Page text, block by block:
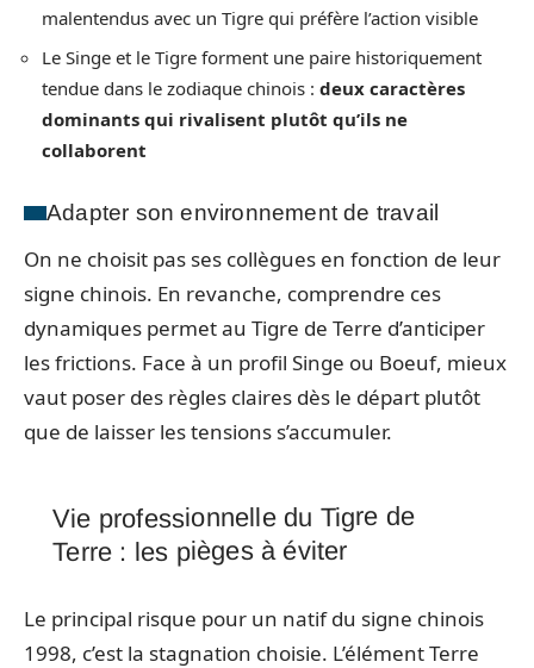
malentendus avec un Tigre qui préfère l’action visible
Le Singe et le Tigre forment une paire historiquement
tendue dans le zodiaque chinois : deux caractères
dominants qui rivalisent plutôt qu’ils ne
collaborent
Adapter son environnement de travail
On ne choisit pas ses collègues en fonction de leur
signe chinois. En revanche, comprendre ces
dynamiques permet au Tigre de Terre d’anticiper
les frictions. Face à un profil Singe ou Boeuf, mieux
vaut poser des règles claires dès le départ plutôt
que de laisser les tensions s’accumuler.
Vie professionnelle du Tigre de
Terre : les pièges à éviter
Le principal risque pour un natif du signe chinois
1998, c’est la stagnation choisie. L’élément Terre